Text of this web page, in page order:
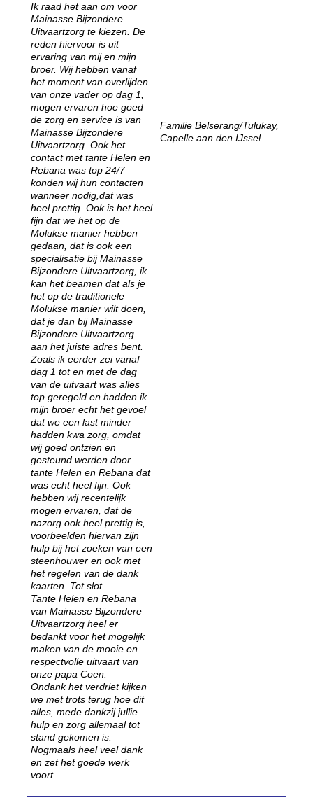
Ik raad het aan om voor
Mainasse Bijzondere
Uitvaartzorg te kiezen. De
reden hiervoor is uit
ervaring van mij en mijn
broer. Wij hebben vanaf
het moment van overlijden
van onze vader op dag 1,
mogen ervaren hoe goed
de zorg en service is van
Mainasse Bijzondere
Uitvaartzorg. Ook het
contact met tante Helen en
Rebana was top 24/7
konden wij hun contacten
wanneer nodig,dat was
heel prettig. Ook is het heel
fijn dat we het op de
Molukse manier hebben
gedaan, dat is ook een
specialisatie bij Mainasse
Bijzondere Uitvaartzorg, ik
kan het beamen dat als je
het op de traditionele
Molukse manier wilt doen,
dat je dan bij Mainasse
Bijzondere Uitvaartzorg
aan het juiste adres bent.
Zoals ik eerder zei vanaf
dag 1 tot en met de dag
van de uitvaart was alles
top geregeld en hadden ik
mijn broer echt het gevoel
dat we een last minder
hadden kwa zorg, omdat
wij goed ontzien en
gesteund werden door
tante Helen en Rebana dat
was echt heel fijn. Ook
hebben wij recentelijk
mogen ervaren, dat de
nazorg ook heel prettig is,
voorbeelden hiervan zijn
hulp bij het zoeken van een
steenhouwer en ook met
het regelen van de dank
kaarten. Tot slot
Tante Helen en Rebana
van Mainasse Bijzondere
Uitvaartzorg heel er
bedankt voor het mogelijk
maken van de mooie en
respectvolle uitvaart van
onze papa Coen.
Ondank het verdriet kijken
we met trots terug hoe dit
alles, mede dankzij jullie
hulp en zorg allemaal tot
stand gekomen is.
Nogmaals heel veel dank
en zet het goede werk
voort
Familie Belserang/Tulukay,
Capelle aan den IJssel